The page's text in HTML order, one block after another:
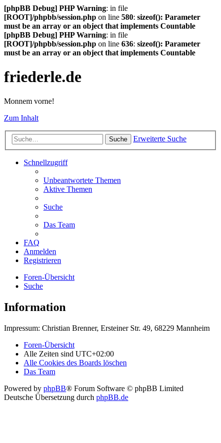
[phpBB Debug] PHP Warning: in file
[ROOT]/phpbb/session.php on line 580: sizeof(): Parameter
must be an array or an object that implements Countable
[phpBB Debug] PHP Warning: in file
[ROOT]/phpbb/session.php on line 636: sizeof(): Parameter
must be an array or an object that implements Countable
friederle.de
Monnem vorne!
Zum Inhalt
Suche Erweiterte Suche
Schnellzugriff
Unbeantwortete Themen
Aktive Themen
Suche
Das Team
FAQ
Anmelden
Registrieren
Foren-Übersicht
Suche
Information
Impressum: Christian Brenner, Ersteiner Str. 49, 68229 Mannheim
Foren-Übersicht
Alle Zeiten sind UTC+02:00
Alle Cookies des Boards löschen
Das Team
Powered by phpBB® Forum Software © phpBB Limited
Deutsche Übersetzung durch phpBB.de